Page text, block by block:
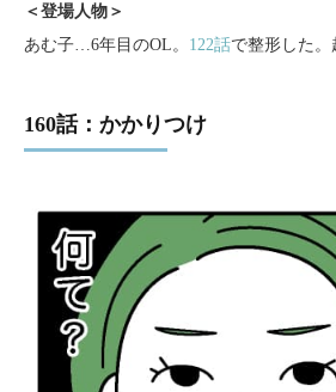
＜登場人物＞
あむ子…6年目のOL。 122話で整形した。
160話：かかりつけ